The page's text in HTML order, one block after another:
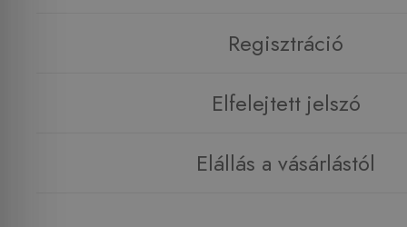
Regisztráció
Elfelejtett jelszó
Elállás a vásárlástól